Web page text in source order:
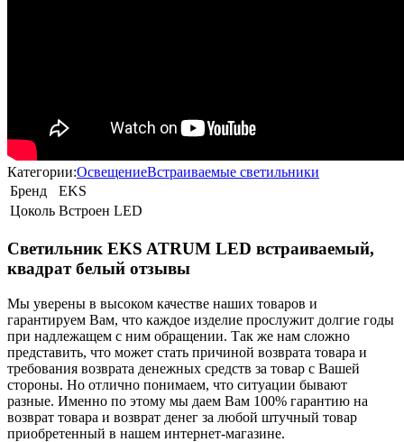
Категории:ОсвещениеВстраиваемые светильники
Бренд
EKS
Цоколь Встроен LED
Светильник EKS ATRUM LED встраиваемый,
квадрат белый отзывы
Мы уверены в высоком качестве наших товаров и
гарантируем Вам, что каждое изделие прослужит долгие годы
при надлежащем с ним обращении. Так же нам сложно
представить, что может стать причиной возврата товара и
требования возврата денежных средств за товар с Вашей
стороны. Но отлично понимаем, что ситуации бывают
разные. Именно по этому мы даем Вам 100% гарантию на
возврат товара и возврат денег за любой штучный товар
приобретенный в нашем интернет-магазине.